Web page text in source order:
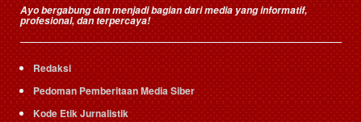
Ayo bergabung dan menjadi bagian dari media yang informatif,
profesional, dan terpercaya!
Redaksi
Pedoman Pemberitaan Media Siber
Kode Etik Jurnalistik